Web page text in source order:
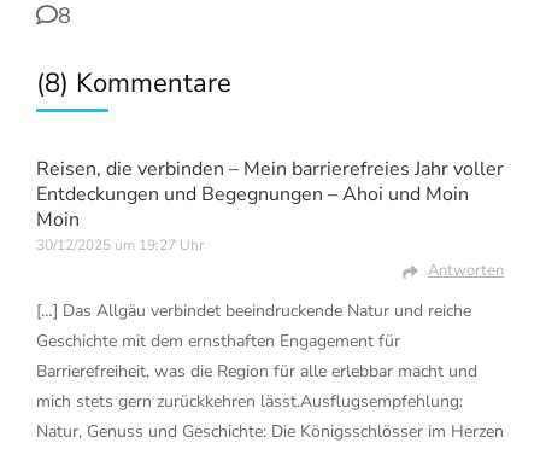
8
(8) Kommentare
Reisen, die verbinden – Mein barrierefreies Jahr voller
Entdeckungen und Begegnungen – Ahoi und Moin
Moin
30/12/2025 um 19:27 Uhr
Antworten
[…] Das Allgäu verbindet beeindruckende Natur und reiche
Geschichte mit dem ernsthaften Engagement für
Barrierefreiheit, was die Region für alle erlebbar macht und
mich stets gern zurückkehren lässt.Ausflugsempfehlung:
Natur, Genuss und Geschichte: Die Königsschlösser im Herzen